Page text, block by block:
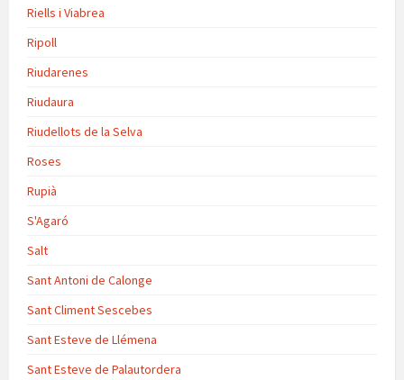
Riells i Viabrea
Ripoll
Riudarenes
Riudaura
Riudellots de la Selva
Roses
Rupià
S'Agaró
Salt
Sant Antoni de Calonge
Sant Climent Sescebes
Sant Esteve de Llémena
Sant Esteve de Palautordera